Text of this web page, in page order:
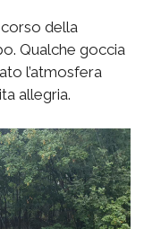
corso della
Qualche goccia
l’atmosfera
allegria.